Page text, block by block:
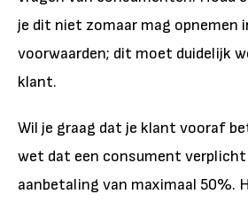
je dit niet zomaar mag opnemen
voorwaarden; dit moet duidelijk
klant.
Wil je graag dat je klant vooraf
wet dat een consument
aanbetaling van maximaal 50%.